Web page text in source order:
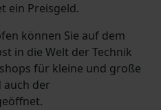
ein Preisgeld.
können Sie auf dem
in die Welt der Technik
für kleine und große
auch der